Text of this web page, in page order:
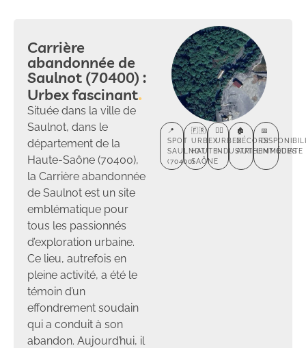
Carrière
abandonnée de
Saulnot (70400) :
Urbex fascinant
Située dans la ville de
Saulnot, dans le
département de la
Haute-Saône (70400),
la Carrière abandonnée
de Saulnot est un site
emblématique pour
tous les passionnés
d’exploration urbaine.
Ce lieu, autrefois en
pleine activité, a été le
témoin d’un
effondrement soudain
qui a conduit à son
abandon. Aujourd’hui, il
📍
SPOT
SAULNOT
(70400)
🇫🇷
URBEX
HAUTE-
SAÔNE
🕵️‍♂️
URBEX
INDUSTRIEL
🏚️
DÉCORS
AUTHENTIQUES
📅
IMMÉDIATE